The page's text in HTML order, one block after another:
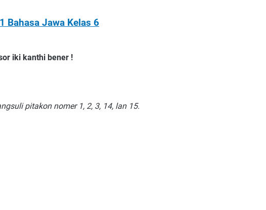
Bahasa Jawa Kelas 6
iki kanthi bener !
pitakon nomer 1, 2, 3, 14, lan 15.